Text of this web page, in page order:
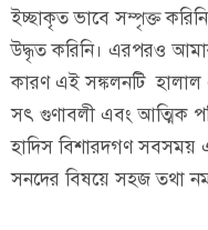
ইচ্ছাকৃত ভাবে সম্পৃক্ত
উদ্ধৃত করিনি। এরপরও
কারণ এই সঙ্কলনটি হালাল
সৎ গুণাবলী এবং আত্মিক
হাদিস বিশারদগণ সবসময়
সনদের বিষয়ে সহজ তথা